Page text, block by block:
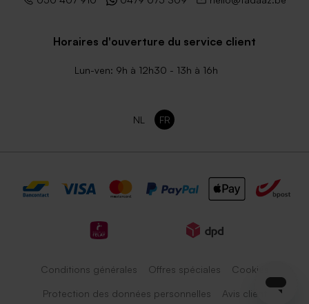
Horaires d'ouverture du service client
Lun-ven: 9h à 12h30 - 13h à 16h
NL FR
Conditions générales Offres spéciales Cookies
Protection des données personnelles Avis client